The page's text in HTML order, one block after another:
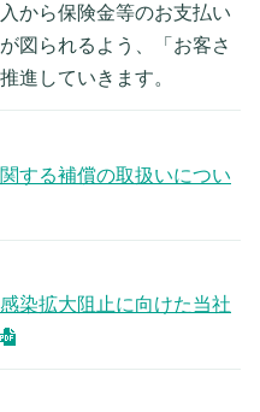
から保険金等のお支払い
図られるよう、「お客さ
進していきます。
する補償の取扱いについ
染拡大阻止に向けた当社